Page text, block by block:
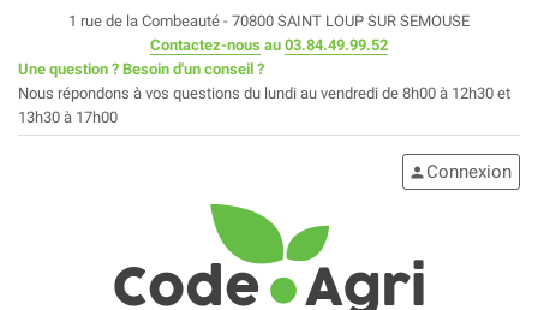
1 rue de la Combeauté - 70800 SAINT LOUP SUR SEMOUSE
Contactez-nous au 03.84.49.99.52
Une question ? Besoin d'un conseil ?
Nous répondons à vos questions du lundi au vendredi de 8h00 à 12h30 et
13h30 à 17h00
person Connexion